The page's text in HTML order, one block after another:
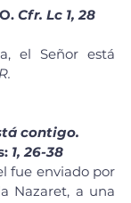
Cfr. Lc 1, 28
el Señor está
R.
contigo.
1, 26-38
Nazaret, a una